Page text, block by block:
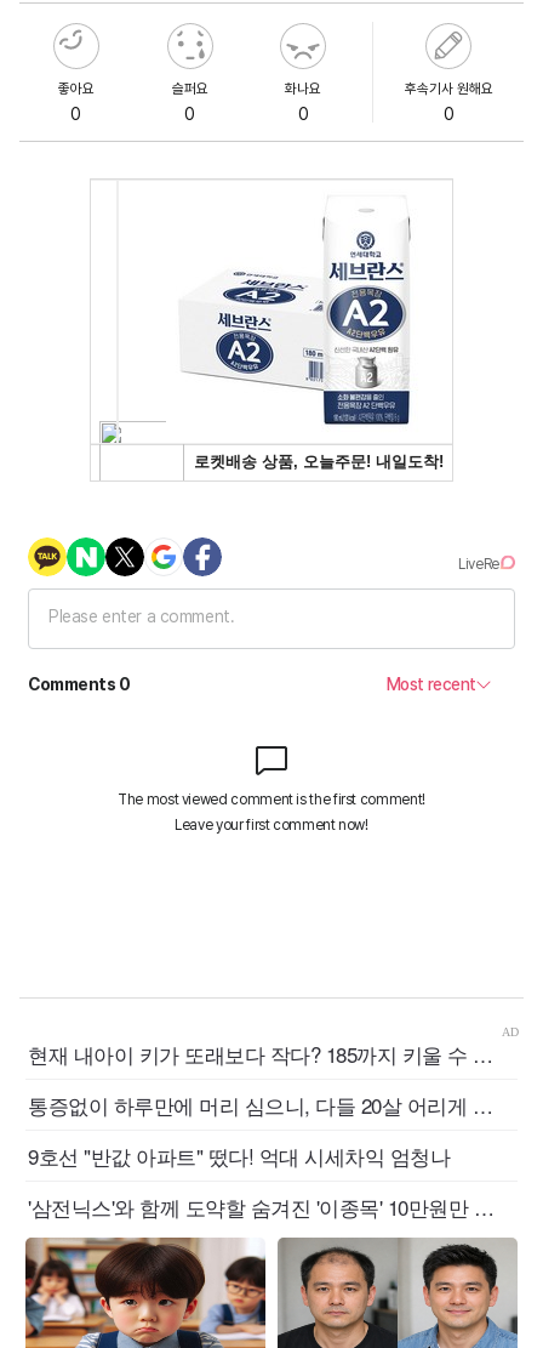
좋아요
0
슬퍼요
0
화나요
0
후속기사 원해요
0